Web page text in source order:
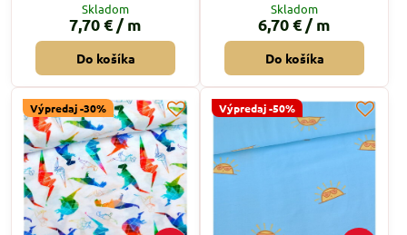
Skladom
7,70 € / m
Do košíka
Skladom
6,70 € / m
Do košíka
Výpredaj -30% Výpredaj -50%